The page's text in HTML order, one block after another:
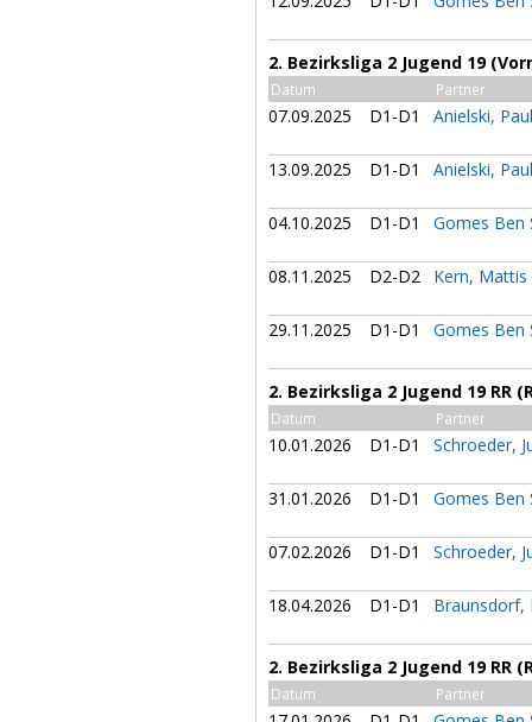
2. Bezirksliga 2 Jugend 19
Datum Partner
07.09.2025 D1-D1 Anielski,
13.09.2025 D1-D1 Anielski,
04.10.2025 D1-D1 Gomes Ben
08.11.2025 D2-D2 Kern,
29.11.2025 D1-D1 Gomes Ben
2. Bezirksliga 2 Jugend 19 RR
Datum Partner
10.01.2026 D1-D1 Schroeder,
31.01.2026 D1-D1 Gomes Ben
07.02.2026 D1-D1 Schroeder,
18.04.2026 D1-D1 Braunsdorf,
2. Bezirksliga 2 Jugend 19 RR
Datum Partner